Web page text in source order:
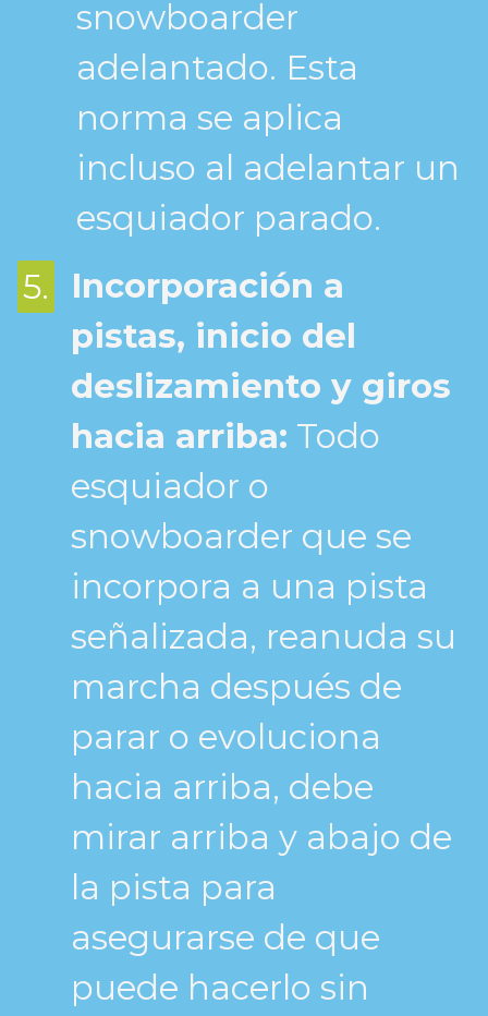
snowboarder
adelantado. Esta
norma se aplica
incluso al adelantar un
esquiador parado.
5.
Incorporación a
pistas, inicio del
deslizamiento y giros
hacia arriba: Todo
esquiador o
snowboarder que se
incorpora a una pista
señalizada, reanuda su
marcha después de
parar o evoluciona
hacia arriba, debe
mirar arriba y abajo de
la pista para
asegurarse de que
puede hacerlo sin